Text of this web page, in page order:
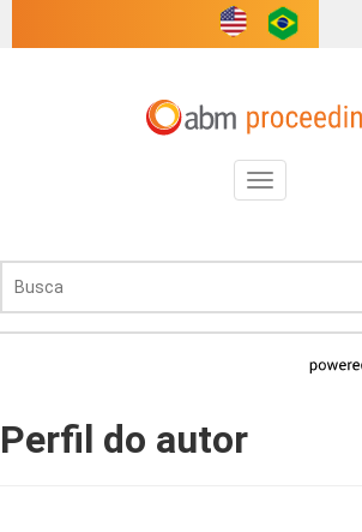
Toggle
navigation
Perfil do autor